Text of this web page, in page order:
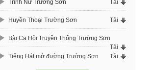
Trinh Nữ Trường Sơn Tải
Huyền Thoại Trường Sơn Tải
Bài Ca Hội Truyền Thống Trường Sơn
Tải
Tiếng Hát mở đường Trường Sơn
Tải